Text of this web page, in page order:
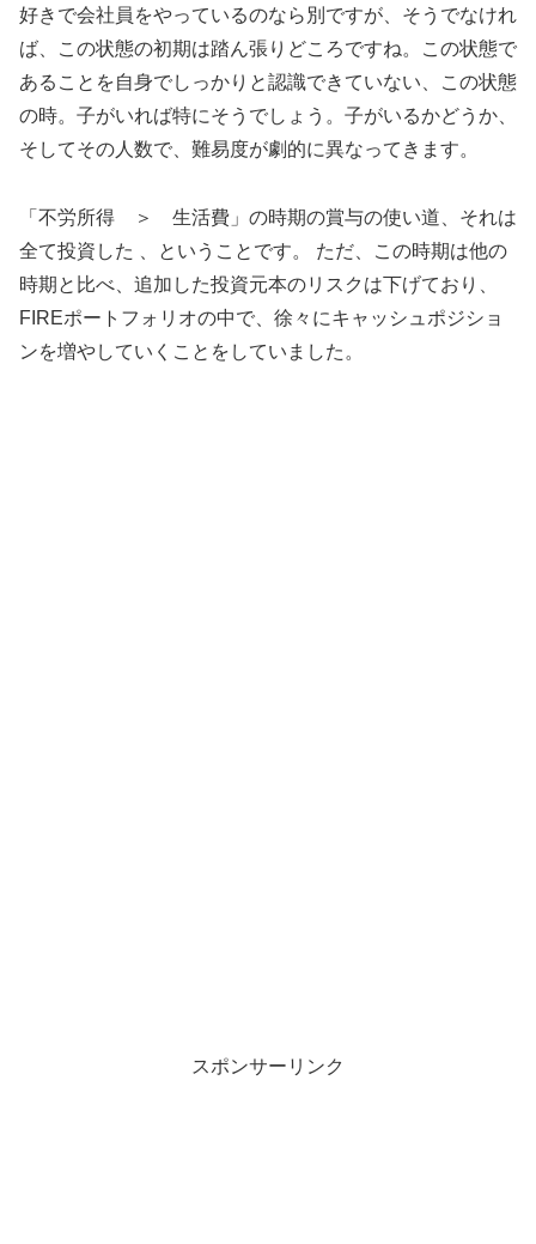
好きで会社員をやっているのなら別ですが、そうでなけれ
ば、この状態の初期は踏ん張りどころですね。この状態で
あることを自身でしっかりと認識できていない、この状態
の時。子がいれば特にそうでしょう。子がいるかどうか、
そしてその人数で、難易度が劇的に異なってきます。
「不労所得 ＞ 生活費」の時期の賞与の使い道、それは
全て投資した 、ということです。 ただ、この時期は他の
時期と比べ、追加した投資元本のリスクは下げており、
FIREポートフォリオの中で、徐々にキャッシュポジショ
ンを増やしていくことをしていました。
スポンサーリンク